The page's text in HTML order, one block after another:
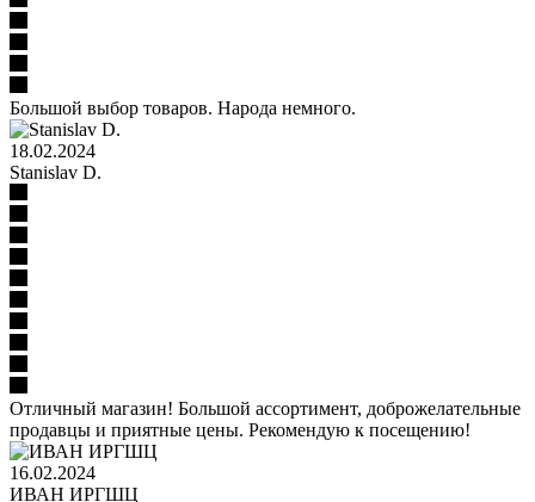
Большой выбор товаров. Народа немного.
18.02.2024
Stanislav D.
Отличный магазин! Большой ассортимент, доброжелательные
продавцы и приятные цены. Рекомендую к посещению!
16.02.2024
ИВАН ИРГШЦ